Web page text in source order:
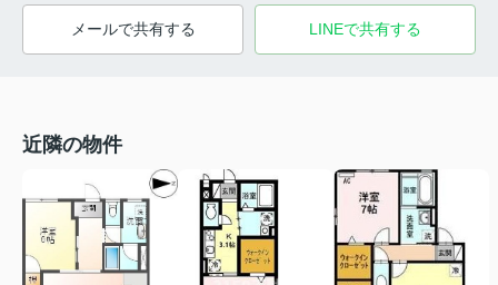
メールで共有する LINEで共有する
近隣の物件